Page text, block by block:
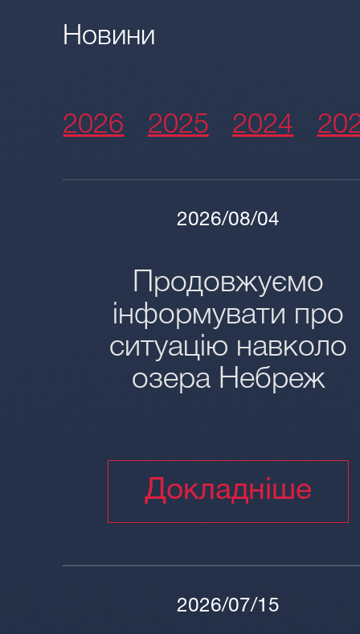
Новини
2026 2025 2024
2026/08/04
Продовжуємо
інформувати про
ситуацію навколо
озера Небреж
Докладніше
2026/07/15